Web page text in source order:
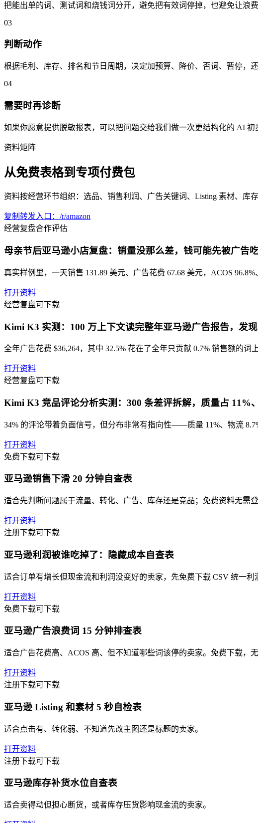
把能出单的词、测试词和烧钱词分开，避免把有效词停掉，也避免让浪费
03
判断动作
根据毛利、库存、排名和节日周期，决定加预算、降价、否词、暂停，还
04
需要时再诊断
如果你愿意提供脱敏报表，可以把问题交给我们做一次更结构化的 AI 初
资料矩阵
从免费表格到专项付费包
资料按经营环节组织：选品、销售利润、广告关键词、Listing 素材、库
复制转发入口：/r/amazon
经营复盘合作评估
母亲节后亚马逊小店复盘：销量没那么差，钱可能先被广告
真实样例里，一天销售 131.89 美元、广告花费 67.68 美元，ACOS
打开资料
经营复盘可下载
Kimi K3 实测：100 万上下文读完整年亚马逊广告报告，发
全年广告花费 $36,264，其中 32.5% 花在了全年只贡献 0.7% 销售额的
打开资料
经营复盘可下载
Kimi K3 竞品评论分析实测：300 条差评拆解，质量占 11%
34% 的评论带着负面信号，但分布非常有指向性——质量 11%、物流
打开资料
免费下载可下载
亚马逊销售下滑 20 分钟自查表
适合先判断问题属于流量、转化、广告、库存还是竞品；免费资料无需
打开资料
注册下载可下载
亚马逊利润被谁吃掉了：隐藏成本自查表
适合订单有增长但现金流和利润没变好的卖家，先免费下载 CSV 统一利
打开资料
免费下载可下载
亚马逊广告浪费词 15 分钟排查表
适合广告花费高、ACOS 高、但不知道哪些词该停的卖家。免费下载，
打开资料
注册下载可下载
亚马逊 Listing 和素材 5 秒自检表
适合点击有、转化弱、不知道先改主图还是标题的卖家。
打开资料
注册下载可下载
亚马逊库存补货水位自查表
适合卖得动但担心断货，或者库存压货影响现金流的卖家。